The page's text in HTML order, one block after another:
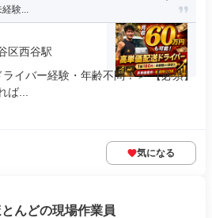
験...
区西谷駅
イバー経験・年齢不問！＞ 【必須】
ば...
気になる
んどの現場作業員